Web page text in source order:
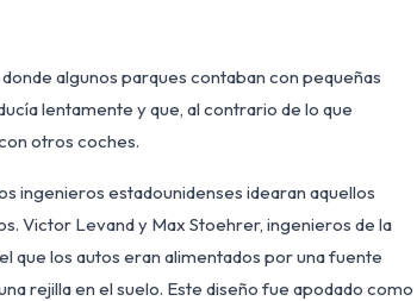
algunos parques contaban con pequeñas
lentamente y que, al contrario de lo que
otros coches.
ingenieros estadounidenses idearan aquellos
Victor Levand y Max Stoehrer, ingenieros de la
que los autos eran alimentados por una fuente
rejilla en el suelo. Este diseño fue apodado como